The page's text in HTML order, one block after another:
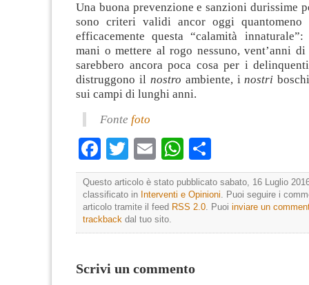
Una buona prevenzione e sanzioni durissime
sono criteri validi ancor oggi quantomeno
efficacemente questa “calamità innaturale”:
mani o mettere al rogo nessuno, vent’anni
sarebbero ancora poca cosa per i
distruggono il nostro ambiente, inostri
sui campi di lunghi anni.
Fonte foto
Facebook
Twitter
EmailWhatsApp
Questo articolo è stato pubblicato sabato, 16 Luglio
classificato in Interventi e Opinioni . Puoi seguire i
articolo tramite il feed RSS 2.0 . Puoi inviare un
trackback dal tuo sito.
Scrivi un commento